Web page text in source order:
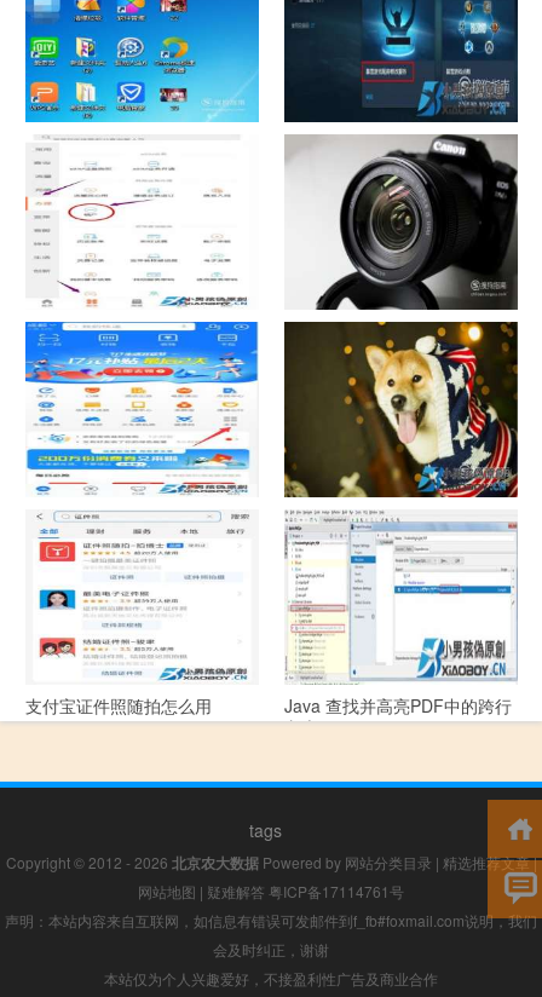
如何看认识QQ好友具体多少天
了
战网怎么修改昵称？
中国联通手机营业厅销户操作
指引
摄影作品的欣赏方法
支付宝怎么拍违章挣钱？
宠物定位器app开发可以解决哪
些问题？
支付宝证件照随拍怎么用
Java 查找并高亮PDF中的跨行
文本
tags
Copyright © 2012 - 2026 北京农大数据Powered by 网站分类目录 | 精选推荐文章|
网站地图 | 疑难解答 粤ICP备17114761号
声明：本站内容来自互联网，如信息有错误可发邮件到f_fb#foxmail.com说明，我们
会及时纠正，谢谢
本站仅为个人兴趣爱好，不接盈利性广告及商业合作